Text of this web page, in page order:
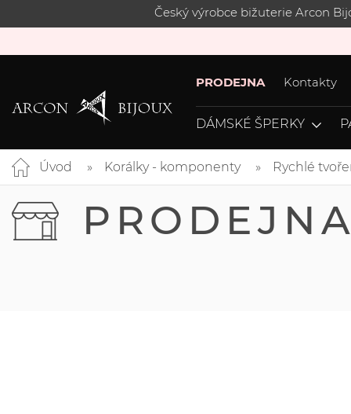
Český výrobce bižuterie Arcon
PRODEJNA Kontakty
DÁMSKÉ ŠPERKY
Úvod Korálky - komponenty Rychlé